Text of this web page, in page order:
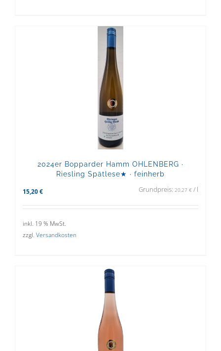
2024er Bopparder Hamm OHLENBERG ·
Riesling Spätlese★ · feinherb
15,20 € Grundpreis: 20,27 € / l
inkl. 19 % MwSt.
zzgl. Versandkosten